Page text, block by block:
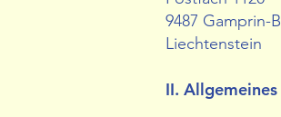
9487 Gamprin-
Liechtenstein
II.